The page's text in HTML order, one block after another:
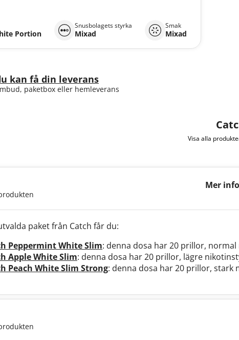
Portion
Snusbolagets styrka
Mixad
Smak
Mixad
kan få din leverans
paketbox eller hemleverans
Mer
paket från Catch får du:
Peppermint White Slim: denna dosa har 20 prillor,
Apple White Slim: denna dosa har 20 prillor, lägre
Peach White Slim Strong: denna dosa har 20 prillor, stark
Visa alla